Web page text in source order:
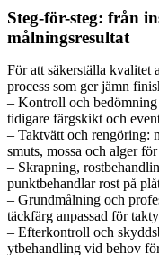
Steg-för-steg: från
målningsresultat
För att säkerställa kvalitet
process som ger jämn
– Kontroll och
tidigare färgskikt och
– Taktvätt och rengöring:
smuts, mossa och alger
– Skrapning,
punktbehandlar rost på
– Grundmålning och
täckfärg anpassad för
– Efterkontroll och
ytbehandling vid behov